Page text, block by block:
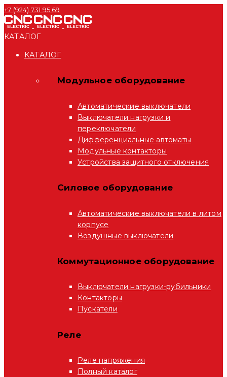
+7 (924) 731 95 69
КАТАЛОГ
КАТАЛОГ
Модульное оборудование
Автоматические выключатели
Выключатели нагрузки и
переключатели
Дифференциальные автоматы
Модульные контакторы
Устройства защитного отключения
Силовое оборудование
Автоматические выключатели в литом
корпусе
Воздушные выключатели
Коммутационное оборудование
Выключатели нагрузки-рубильники
Контакторы
Пускатели
Реле
Реле напряжения
Полный каталог